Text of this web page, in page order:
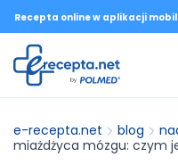
Recepta online w aplikacji
e-recepta.net blog
miażdżyca mózgu: czym